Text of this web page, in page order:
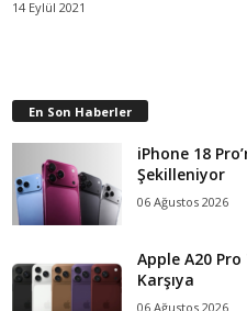
14 Eylül 2021
En Son Haberler
iPhone 18
Şekilleniyor
06 Ağustos 2026
Apple A20
Karşıya
06 Ağustos 2026